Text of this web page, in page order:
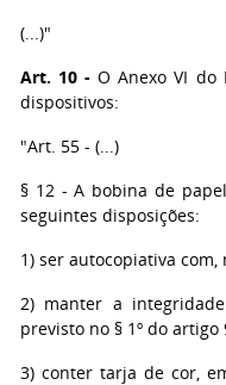
(...)"
Art. 10 - O Anexo VI do
dispositivos:
"Art. 55 - (...)
§ 12 - A bobina de
seguintes disposições:
1) ser autocopiativa com,
2) manter a
previsto no § 1º do
3) conter tarja de cor,